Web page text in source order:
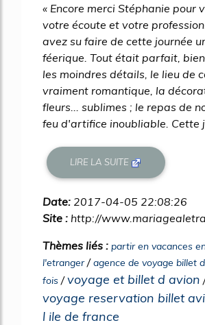
« Encore merci Stéphanie pour
votre écoute et votre
avez su faire de cette journée
féerique. Tout était parfait,
les moindres détails, le lieu de
vraiment romantique, la
fleurs... sublimes ; le repas de
feu d'artifice inoubliable. Cette
LIRE LA SUITE
Date: 2017-04-05 22:08:26
Site : http://
Thèmes liés : partir en vacances
l'etranger/agence de voyage billet
fois /voyage et billet d avion
voyage reservation billet
l ile de france